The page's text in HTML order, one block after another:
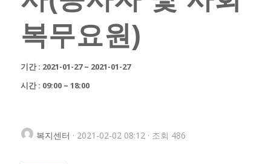
복무요원)
기간 : 2021-01-27 ~ 2021-01-27
시간 : 09:00 ~ 18:00
복지센터 · 2021-02-02 08:12 · 조회 486